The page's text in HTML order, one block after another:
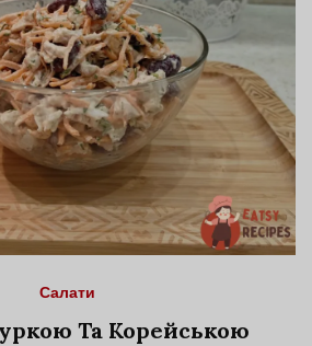
Салати
Та Корейською